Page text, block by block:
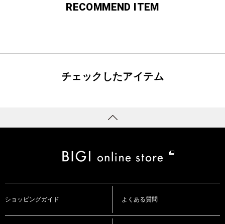
RECOMMEND ITEM
チェックしたアイテム
ショッピングガイド よくある質問